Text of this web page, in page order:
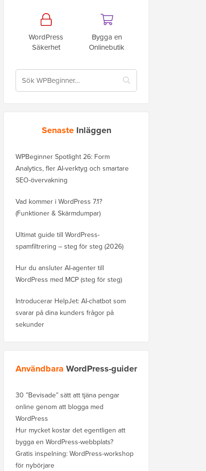
WordPress
Säkerhet
Bygga en
Onlinebutik
Senaste Inläggen
WPBeginner Spotlight 26: Form
Analytics, fler AI-verktyg och smartare
SEO-övervakning
Vad kommer i WordPress 7.1?
(Funktioner & Skärmdumpar)
Ultimat guide till WordPress-
spamfiltrering – steg för steg (2026)
Hur du ansluter AI-agenter till
WordPress med MCP (steg för steg)
Introducerar HelpJet: AI-chatbot som
svarar på dina kunders frågor på
sekunder
Användbara WordPress-guider
30 ”Bevisade” sätt att tjäna pengar
online genom att blogga med
WordPress
Hur mycket kostar det egentligen att
bygga en WordPress-webbplats?
Gratis inspelning: WordPress-workshop
för nybörjare